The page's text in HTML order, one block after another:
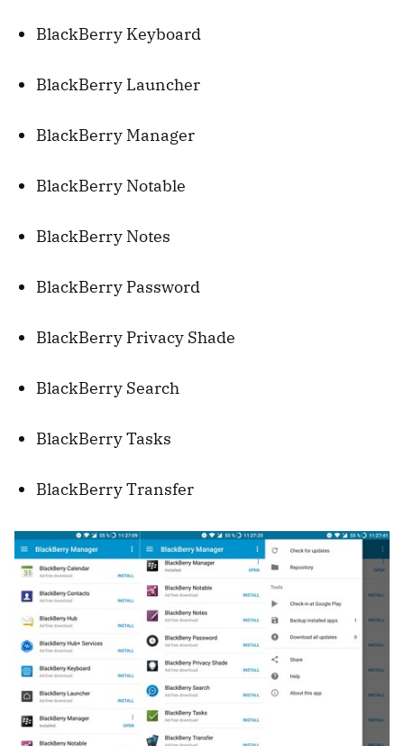
BlackBerry Keyboard
BlackBerry Launcher
BlackBerry Manager
BlackBerry Notable
BlackBerry Notes
BlackBerry Password
BlackBerry Privacy Shade
BlackBerry Search
BlackBerry Tasks
BlackBerry Transfer